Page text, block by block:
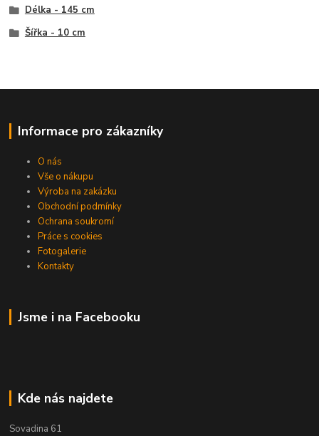
Délka - 145 cm
Šířka - 10 cm
Informace pro zákazníky
O nás
Vše o nákupu
Výroba na zakázku
Obchodní podmínky
Ochrana soukromí
Práce s cookies
Fotogalerie
Kontakty
Jsme i na Facebooku
Kde nás najdete
Sovadina 61